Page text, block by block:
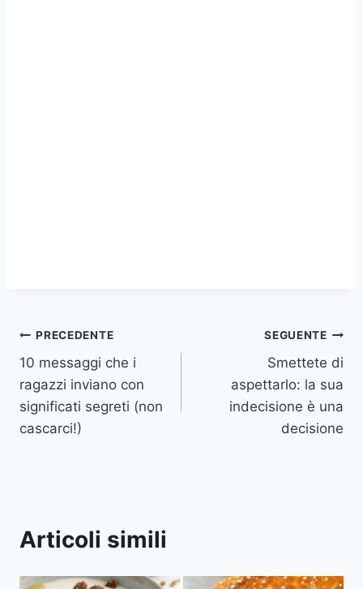
Navigazione
articoli
PRECEDENTE
10 messaggi che i
ragazzi inviano con
significati segreti (non
cascarci!)
SEGUENTE
Smettete di
aspettarlo: la sua
indecisione è una
decisione
Articoli simili